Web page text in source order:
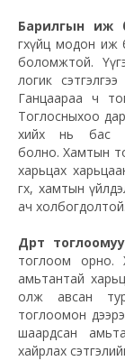
Барилгын иж
өгөхүйц модон
боломжтой.
логик
Ганцаараа ч
Тоглосныхоо
хийх нь бас
болно. Хамтын
харьцах
өгөх, хамтын
ач холбогдолтой.
Дүрт
тоглоом орно.
амьтантай
олж авсан
тоглоомон
шаардсан
хайрлах